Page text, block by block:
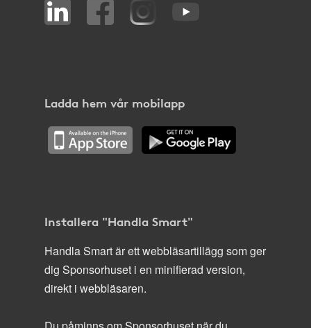
Ladda hem vår mobilapp
Installera "Handla Smart"
Handla Smart är ett webbläsartillägg som ger
dig Sponsorhuset i en minifierad version,
direkt i webbläsaren.